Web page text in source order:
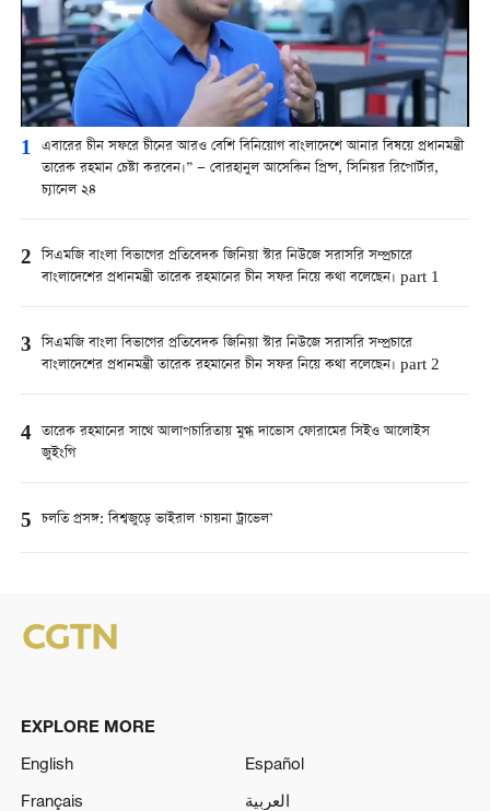
1 এবারের চীন সফরে চীনের আরও বেশি বিনিয়োগ বাংলাদেশে আনার বিষয়ে প্রধানমন্ত্রী
তারেক রহমান চেষ্টা করবেন।” — বোরহানুল আসেকিন প্রিন্স, সিনিয়র রিপোর্টার,
চ্যানেল ২৪
2 সিএমজি বাংলা বিভাগের প্রতিবেদক জিনিয়া স্টার নিউজে সরাসরি সম্প্রচারে
বাংলাদেশের প্রধানমন্ত্রী তারেক রহমানের চীন সফর নিয়ে কথা বলেছেন। part 1
3 সিএমজি বাংলা বিভাগের প্রতিবেদক জিনিয়া স্টার নিউজে সরাসরি সম্প্রচারে
বাংলাদেশের প্রধানমন্ত্রী তারেক রহমানের চীন সফর নিয়ে কথা বলেছেন। part 2
4 তারেক রহমানের সাথে আলাপচারিতায় মুগ্ধ দাভোস ফোরামের সিইও আলোইস
জুইংগি
5 চলতি প্রসঙ্গ: বিশ্বজুড়ে ভাইরাল ‘চায়না ট্রাভেল’
EXPLORE MORE
English
Español
Français
العربية